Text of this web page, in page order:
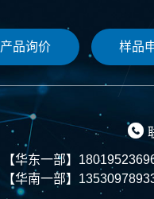
产品询价 样品

【华东一部】
【华南一部】